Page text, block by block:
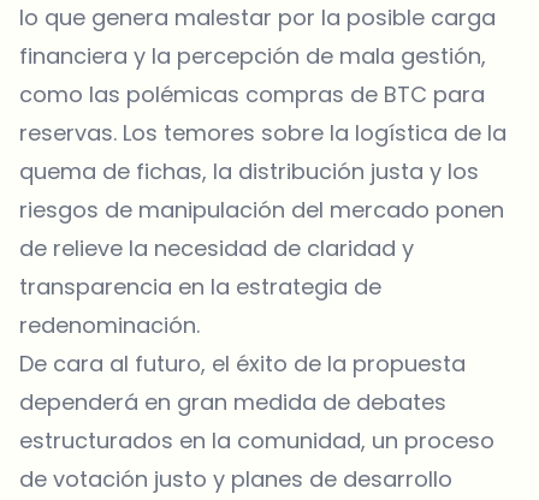
lo que genera malestar por la posible carga
financiera y la percepción de mala gestión,
como las polémicas compras de BTC para
reservas. Los temores sobre la logística de la
quema de fichas, la distribución justa y los
riesgos de manipulación del mercado ponen
de relieve la necesidad de claridad y
transparencia en la estrategia de
redenominación.
De cara al futuro, el éxito de la propuesta
dependerá en gran medida de debates
estructurados en la comunidad, un proceso
de votación justo y planes de desarrollo